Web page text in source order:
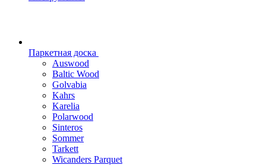
Паркетная доска
Auswood
Baltic Wood
Golvabia
Kahrs
Karelia
Polarwood
Sinteros
Sommer
Tarkett
Wicanders Parquet